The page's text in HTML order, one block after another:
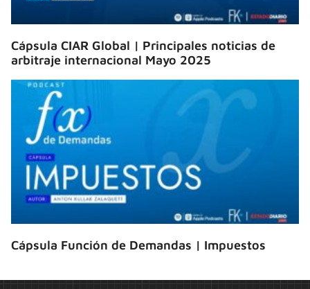
Cápsula CIAR Global | Principales noticias de
arbitraje internacional Mayo 2025
Cápsula Función de Demandas | Impuestos